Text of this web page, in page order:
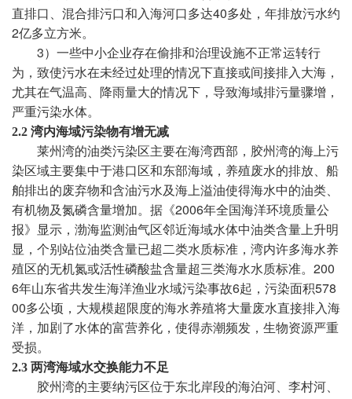
直排口、混合排污口和入海河口多达40多处，年排放污水约
2亿多立方米。
3）一些中小企业存在偷排和治理设施不正常运转行
为，致使污水在未经过处理的情况下直接或间接排入大海，
尤其在气温高、降雨量大的情况下，导致海域排污量骤增，
严重污染水体。
2.2 湾内海域污染物有增无减
莱州湾的油类污染区主要在海湾西部，胶州湾的海上污
染区域主要集中于港口区和东部海域，养殖废水的排放、船
舶排出的废弃物和含油污水及海上溢油使得海水中的油类、
有机物及氮磷含量增加。据 《2006年全国海洋环境质量公
报》显示，渤海监测油气区邻近海域水体中油类含量上升明
显，个别站位油类含量已超二类水质标准，湾内许多海水养
殖区的无机氮或活性磷酸盐含量超三类海水水质标准。 200
6年山东省共发生海洋渔业水域污染事故6起，污染面积578
00多公顷， 大规模超限度的海水养殖将大量废水直接排入海
洋，加剧了水体的富营养化，使得赤潮频发，生物资源严重
受损。
2.3 两湾海域水交换能力不足
胶州湾的主要纳污区位于东北岸段的海泊河、李村河、